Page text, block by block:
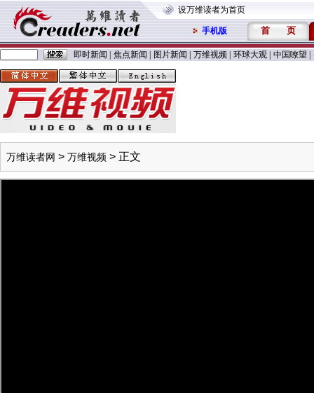
设万维读者为首页
手机版 首 页
即时新闻 焦点新闻 图片新闻 万维视频 环球大观 中国嘹望
万维读者网 > 万维视频 > 正文